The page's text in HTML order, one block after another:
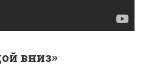
вниз»